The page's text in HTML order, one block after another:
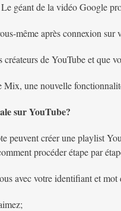
géant de la vidéo Google
même après connexion sur
de YouTube et que
Mix, une nouvelle
sur YouTube?
peuvent créer une playlist
procéder étape par
avec votre identifiant et mot